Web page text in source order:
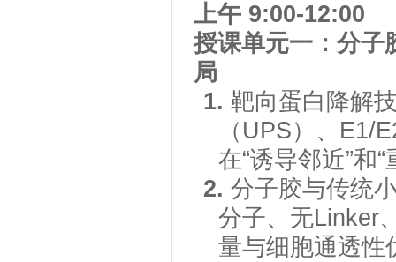
上午 9:00-12:00
授课单元一：分子
局
1.靶向蛋白降解
（UPS）、E1/
在“诱导邻近”和
2.分子胶与传统
分子、无Linker
量与细胞通透性